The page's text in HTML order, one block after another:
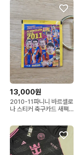
13,000원
2010-11파니니 바르셀로
나 스티커 축구카드 새팩